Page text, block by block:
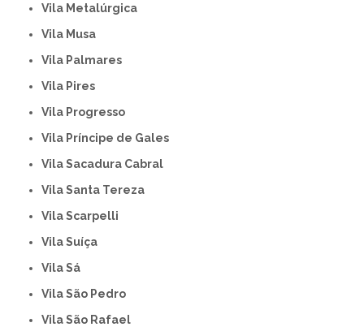
Vila Metalúrgica
Vila Musa
Vila Palmares
Vila Pires
Vila Progresso
Vila Príncipe de Gales
Vila Sacadura Cabral
Vila Santa Tereza
Vila Scarpelli
Vila Suíça
Vila Sá
Vila São Pedro
Vila São Rafael